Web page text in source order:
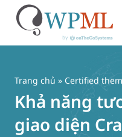
Trang chủ » Certified
Khả năng
giao diện